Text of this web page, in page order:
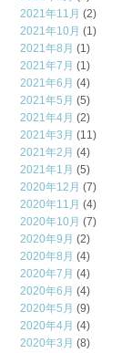
2021年11月 (2)
2021年10月 (1)
2021年8月 (1)
2021年7月 (1)
2021年6月 (4)
2021年5月 (5)
2021年4月 (2)
2021年3月 (11)
2021年2月 (4)
2021年1月 (5)
2020年12月 (7)
2020年11月 (4)
2020年10月 (7)
2020年9月 (2)
2020年8月 (4)
2020年7月 (4)
2020年6月 (4)
2020年5月 (9)
2020年4月 (4)
2020年3月 (8)